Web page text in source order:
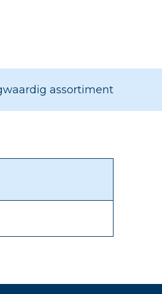
assortiment